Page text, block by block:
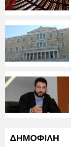
ΔΗΜΟΦΙΛΗ